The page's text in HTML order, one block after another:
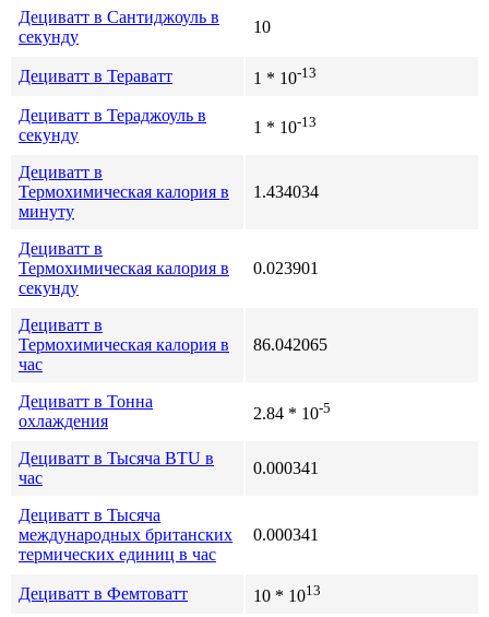
Дециватт в Сантиджоуль в
секунду
10
Дециватт в Тераватт 1 * 10-13
Дециватт в Тераджоуль в
секунду
1 * 10-13
Дециватт в
Термохимическая калория в
минуту
1.434034
Дециватт в
Термохимическая калория в
секунду
0.023901
Дециватт в
Термохимическая калория в
час
86.042065
Дециватт в Тонна
охлаждения
2.84 * 10-5
Дециватт в Тысяча BTU в
час
0.000341
Дециватт в Тысяча
международных британских
термических единиц в час
0.000341
Дециватт в Фемтоватт 10 * 1013